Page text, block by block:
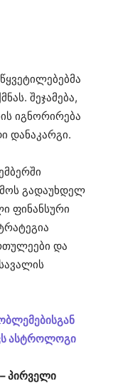
შეჯამება,
იგნორირება
დანაკარგი.
გადაუხდელ
ფინანსური
და
ასტროლოგი
– პირველი